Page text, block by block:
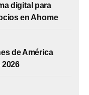
digital para
en Ahome
de América
2026